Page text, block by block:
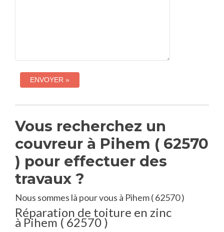
Vous recherchez un
couvreur à Pihem ( 62570
) pour effectuer des
travaux ?
Nous sommes là pour vous à Pihem ( 62570 )
Réparation de toiture en zinc
à Pihem ( 62570 )